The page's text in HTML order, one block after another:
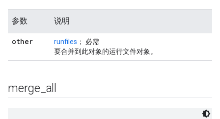
参数 说明
other runfiles ； 必需
要合并到此对象的运行文件对象。
merge all